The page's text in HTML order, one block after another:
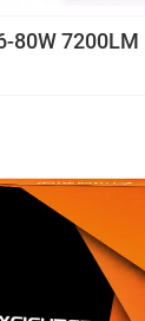
80W 7200LM